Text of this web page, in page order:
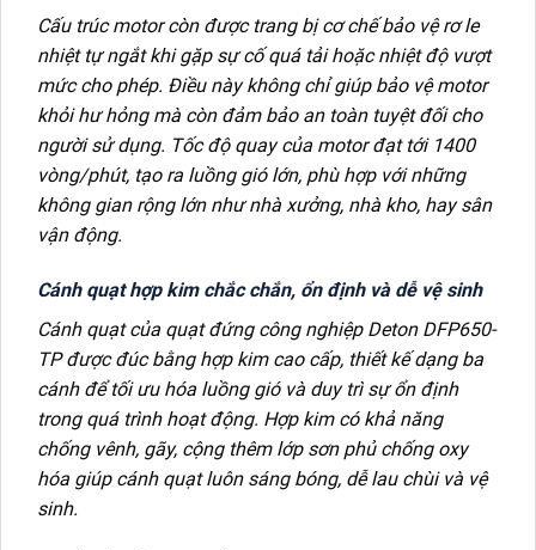
Cấu trúc motor còn được trang bị cơ chế bảo vệ rơ le
nhiệt tự ngắt khi gặp sự cố quá tải hoặc nhiệt độ vượt
mức cho phép. Điều này không chỉ giúp bảo vệ motor
khỏi hư hỏng mà còn đảm bảo an toàn tuyệt đối cho
người sử dụng. Tốc độ quay của motor đạt tới 1400
vòng/phút, tạo ra luồng gió lớn, phù hợp với những
không gian rộng lớn như nhà xưởng, nhà kho, hay sân
vận động.
Cánh quạt hợp kim chắc chắn, ổn định và dễ vệ sinh
Cánh quạt của quạt đứng công nghiệp Deton DFP650-
TP được đúc bằng hợp kim cao cấp, thiết kế dạng ba
cánh để tối ưu hóa luồng gió và duy trì sự ổn định
trong quá trình hoạt động. Hợp kim có khả năng
chống vênh, gãy, cộng thêm lớp sơn phủ chống oxy
hóa giúp cánh quạt luôn sáng bóng, dễ lau chùi và vệ
sinh.